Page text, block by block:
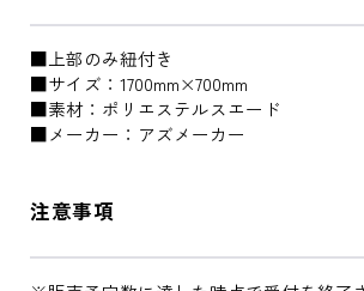
■上部のみ紐付き
■サイズ：1700mm×700mm
■素材：ポリエステルスエード
■メーカー：アズメーカー
注意事項